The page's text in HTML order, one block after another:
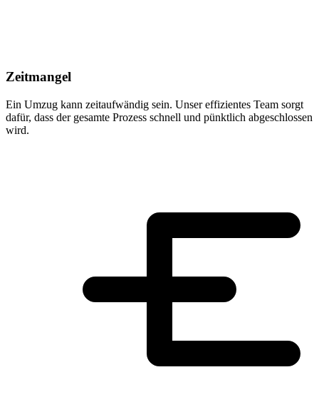
Zeitmangel
Ein Umzug kann zeitaufwändig sein. Unser effizientes Team sorgt
dafür, dass der gesamte Prozess schnell und pünktlich abgeschlossen
wird.